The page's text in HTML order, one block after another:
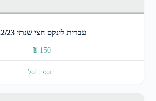
עברית לינקס חצי שנתי 22/23
₪ 150
הוספה לסל